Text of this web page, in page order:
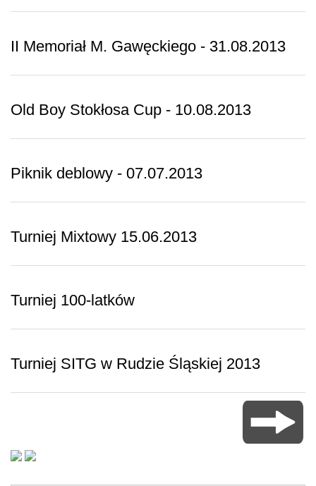
II Memoriał M. Gawęckiego - 31.08.2013
Old Boy Stokłosa Cup - 10.08.2013
Piknik deblowy - 07.07.2013
Turniej Mixtowy 15.06.2013
Turniej 100-latków
Turniej SITG w Rudzie Śląskiej 2013